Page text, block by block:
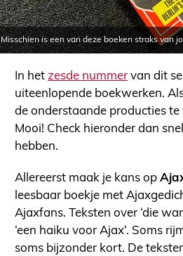
Misschien is een van deze boeken straks van
In het zesde nummer van dit
uiteenlopende boekwerken.
de onderstaande producties
Mooi! Check hieronder dan
hebben.
Allereerst maak je kans op
leesbaar boekje met
Ajaxfans. Teksten over ‘die
‘een haiku voor Ajax’. Soms
soms bijzonder kort. De